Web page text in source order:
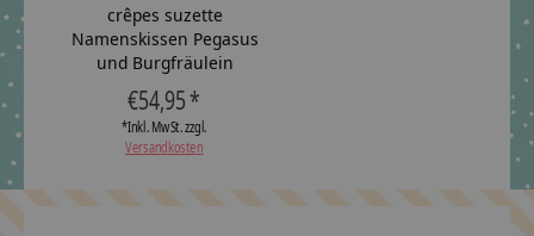
crêpes suzette
Namenskissen Pegasus
und Burgfräulein
€54,95 *
*Inkl. MwSt. zzgl.
Versandkosten